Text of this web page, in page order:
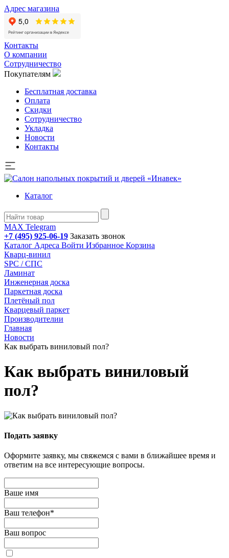
Адрес магазина
Контакты
О компании
Сотрудничество
Покупателям
Бесплатная доставка
Оплата
Скидки
Сотрудничество
Укладка
Новости
Контакты
Каталог
MAX Telegram
+7 (495) 925-06-19 Заказать звонок
Каталог Адреса Войти Избранное Корзина
Кварц-винил
SPC / СПС
Ламинат
Инженерная доска
Паркетная доска
Плетёный пол
Кварцевый паркет
Производителии
Главная
Новости
Как выбрать виниловый пол?
Как выбрать виниловый
пол?
Подать заявку
Оформите заявку, мы свяжемся с вами в ближайшее время и
ответим на все интересующие вопросы.
Ваше имя
Ваш телефон*
Ваш вопрос